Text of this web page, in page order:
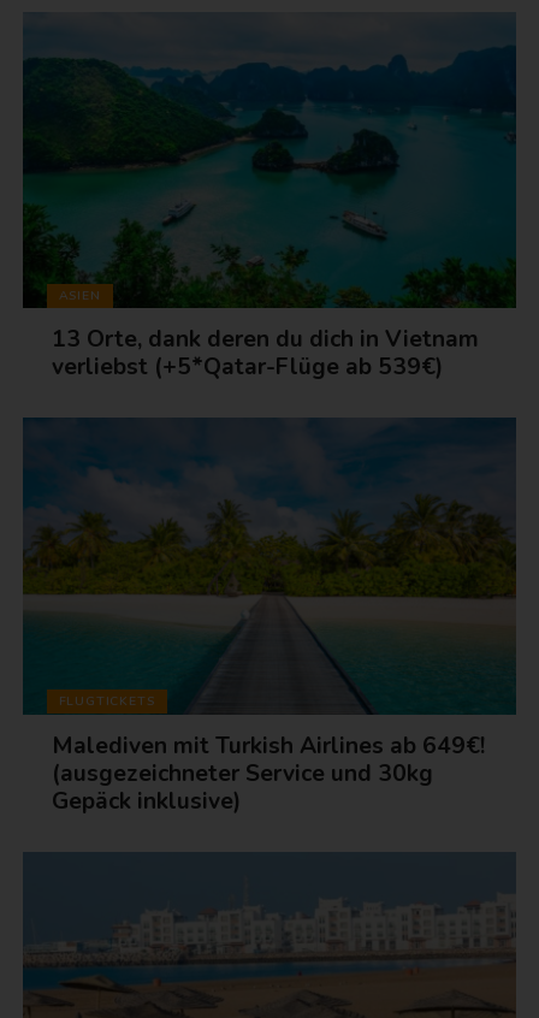
ASIEN
13 Orte, dank deren du dich in Vietnam
verliebst (+5*Qatar-Flüge ab 539€)
FLUGTICKETS
Malediven mit Turkish Airlines ab 649€!
(ausgezeichneter Service und 30kg
Gepäck inklusive)